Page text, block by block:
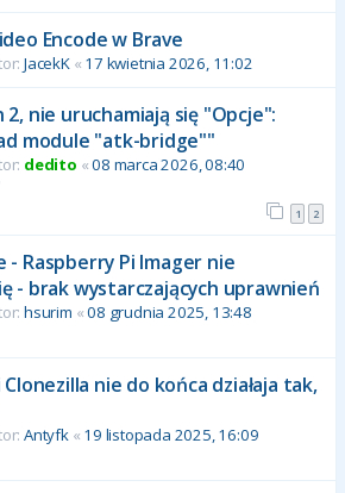
Encode w Brave
JacekK« 17 kwietnia 2026, 11:02
2, nie uruchamiają się "Opcje":
module "atk-bridge""
dedito «08 marca 2026, 08:40
1 2
- Raspberry Pi Imager nie
- brak wystarczających uprawnień
hsurim «08 grudnia 2025, 13:48
nie do końca działaja tak,
Antyfk« 19 listopada 2025, 16:09